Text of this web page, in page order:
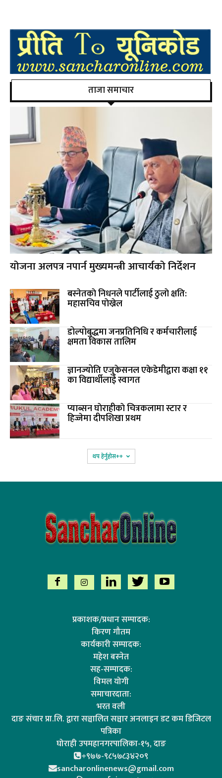
ताजा समाचार
योजना अलपत्र नपार्न मुख्यमन्त्री आचार्यको निर्देशन
बस्नेतकाे निधनले पार्टीलाई ठुलाे क्षति:
महासचिव पाेख्रेल
डोल्पोबुद्धमा जनप्रतिनिधि र कर्मचारीलाई
क्षमता विकास तालिम
ज्ञानज्योति एजुकेसनल एकेडेमीद्वारा कक्षा ११
का विद्यार्थीलाई स्वागत
प्याब्सन घाेराहीकाे चित्रकलामा स्टार र
हिज्जेमा दीपशिखा प्रथम
थप हेर्नुहोस‌++
प्रकाशक/प्रधान सम्पादक:
किरण गौतम
कार्यकारी सम्पादक:
महेश बस्नेत
सह-सम्पादक:
विमल योगी
समाचारदाता:
भरत वली
दाङ संचार प्रा.लि. द्वारा सञ्चालित सञ्चार अनलाइन डट कम डिजिटल
पत्रिका
घोराही उपमहानगरपालिका-१५, दाङ
+९७७-९८५७८३४२०९
sancharonlinenews@gmail.com